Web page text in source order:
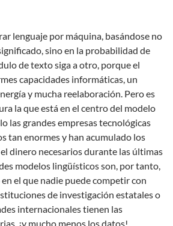
lenguaje por máquina, basándose no
sino en la probabilidad de
de texto siga a otro, porque el
capacidades informáticas, un
y mucha reelaboración. Pero es
la que está en el centro del modelo
las grandes empresas tecnológicas
tan enormes y han acumulado los
dinero necesarios durante las últimas
modelos lingüísticos son, por tanto,
el que nadie puede competir con
de investigación estatales o
internacionales tienen las
¡y mucho menos los datos!